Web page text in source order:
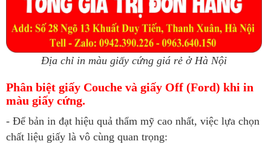
Địa chỉ in màu giấy cứng giá rẻ ở Hà Nội
Phân biệt giấy Couche và giấy Off (Ford) khi in
màu giấy cứng.
- Để bản in đạt hiệu quả thẩm mỹ cao nhất, việc lựa chọn
chất liệu giấy là vô cùng quan trọng: